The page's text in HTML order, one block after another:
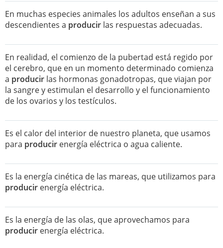
En muchas especies animales los adultos enseñan a sus
descendientes a producir las respuestas adecuadas.
En realidad, el comienzo de la pubertad está regido por
el cerebro, que en un momento determinado comienza
a producir las hormonas gonadotropas, que viajan por
la sangre y estimulan el desarrollo y el funcionamiento
de los ovarios y los testículos.
Es el calor del interior de nuestro planeta, que usamos
para producir energía eléctrica o agua caliente.
Es la energía cinética de las mareas, que utilizamos para
producir energía eléctrica.
Es la energía de las olas, que aprovechamos para
producir energía eléctrica.